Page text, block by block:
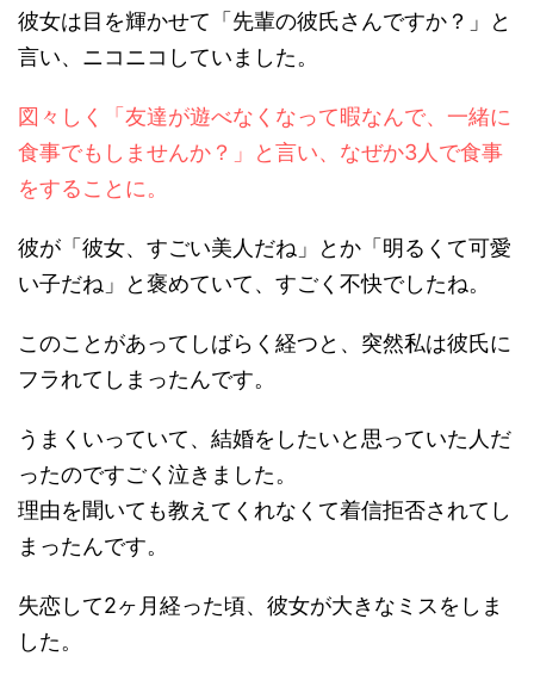
彼女は目を輝かせて「先輩の彼氏さんですか？」と
言い、ニコニコしていました。
図々しく「友達が遊べなくなって暇なんで、一緒に
食事でもしませんか？」と言い、なぜか3人で食事
をすることに。
彼が「彼女、すごい美人だね」とか「明るくて可愛
い子だね」と褒めていて、すごく不快でしたね。
このことがあってしばらく経つと、突然私は彼氏に
フラれてしまったんです。
うまくいっていて、結婚をしたいと思っていた人だ
ったのですごく泣きました。
理由を聞いても教えてくれなくて着信拒否されてし
まったんです。
失恋して2ヶ月経った頃、彼女が大きなミスをしま
した。